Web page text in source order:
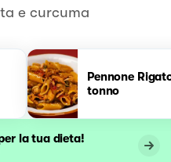
e curcuma
Pennone
tonno
la tua dieta!